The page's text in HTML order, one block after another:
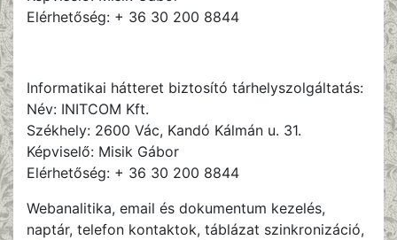
Elérhetőség: + 36 30 200 8844
Informatikai hátteret biztosító tárhelyszolgáltatás:
Név: INITCOM Kft.
Székhely: 2600 Vác, Kandó Kálmán u. 31.
Képviselő: Misik Gábor
Elérhetőség: + 36 30 200 8844
Webanalitika, email és dokumentum kezelés,
naptár, telefon kontaktok, táblázat szinkronizáció,